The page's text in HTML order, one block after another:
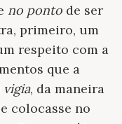
no ponto de ser
primeiro, um
respeito com a
que a
vigia, da maneira
colocasse no